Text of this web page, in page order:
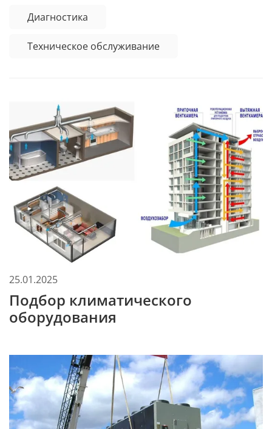
Диагностика
Техническое обслуживание
25.01.2025
Подбор климатического
оборудования